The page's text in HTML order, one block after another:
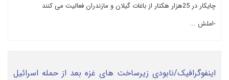
چایکار در 25هزار هکتار از باغات گیلان و مازندران فعالیت می کنند
-املش ...
اینفوگرافیک/نابودی زیرساخت های غزه بعد از حمله اسرائیل